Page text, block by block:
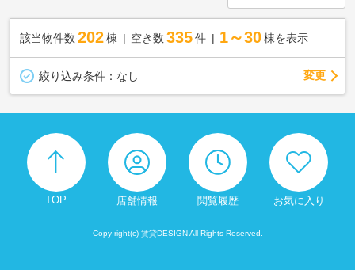
該当物件数 202棟 空き数 335 件 1～30 棟を表示
絞り込み条件： なし 変更
TOP 店舗情報 閲覧履歴 お気に入り
Copy right(c) 賃貸DESIGN All Rights Reserved.